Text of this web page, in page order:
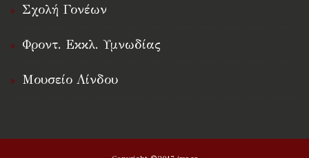
Σχολή Γονέων
Φροντ. Εκκλ. Υμνωδίας
Μουσείο Λίνδου